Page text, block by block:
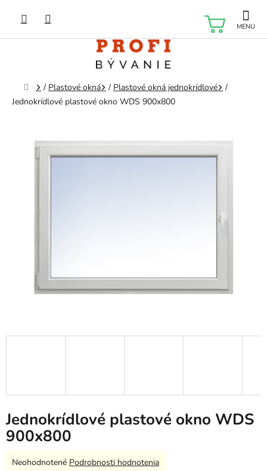
obsah
Domov
/ Plastové okná / Plastové okná jednokrídlové
/
Jednokrídlové plastové okno WDS 900x800
Jednokrídlové plastové okno WDS
900x800
Priemerné
Neohodnotené Podrobnosti hodnotenia